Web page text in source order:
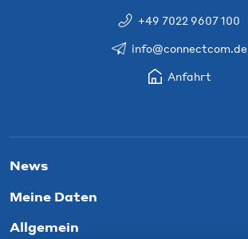
+49 7022 9607 100
info@connectcom.de
Anfahrt
News
Meine Daten
Allgemein